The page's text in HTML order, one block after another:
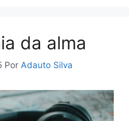
da alma
Por Adauto Silva